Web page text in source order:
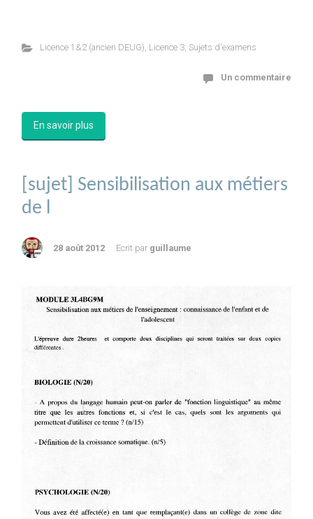
Licence 1&2 (ancien DEUG), Licence 3, Sujets d'examens
Un commentaire
En savoir plus
[sujet] Sensibilisation aux métiers
de l
28 août 2012 Ecrit par guillaume